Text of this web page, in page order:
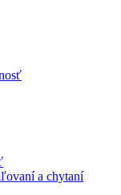
a chytaní